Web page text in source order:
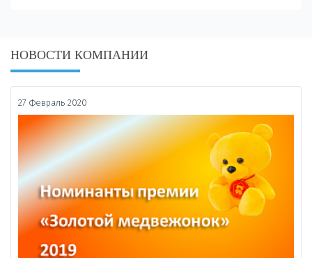
НОВОСТИ КОМПАНИИ
27 Февраль 2020